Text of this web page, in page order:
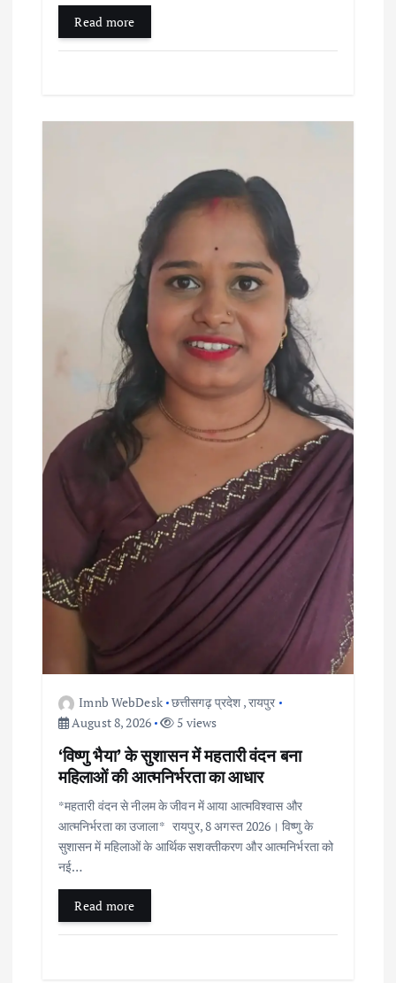
Read more
Imnb WebDesk छत्तीसगढ़ प्रदेश ,रायपुर
August 8, 2026
5 views
‘विष्णु भैया’ के सुशासन में महतारी वंदन बना
महिलाओं की आत्मनिर्भरता का आधार
*महतारी वंदन से नीलम के जीवन में आया आत्मविश्वास और
आत्मनिर्भरता का उजाला* रायपुर, 8 अगस्त 2026। विष्णु के
सुशासन में महिलाओं के आर्थिक सशक्तीकरण और आत्मनिर्भरता को
नई…
Read more